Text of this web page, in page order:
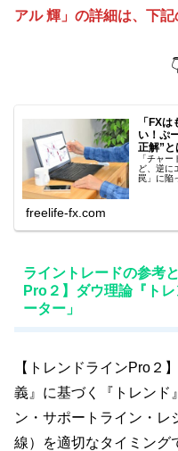
アル 輝」の詳細は、下
「FX
い！ぷ
正解”と
「チャ
ど、逆に
罠」に陥
freelife-fx.com
ライントレードの参考
Pro２】ダウ理論『ト
ーター」
【トレンドラインPro２
義』に基づく『トレンド
ン・サポートライン・レ
線）を適切なタイミング